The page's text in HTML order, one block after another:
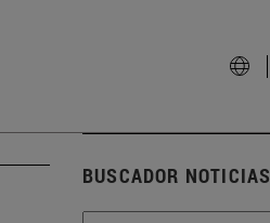
BUSCADOR NOTICIAS